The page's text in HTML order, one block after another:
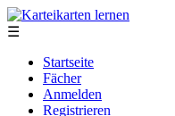
☰
Startseite
Fächer
Anmelden
Registrieren